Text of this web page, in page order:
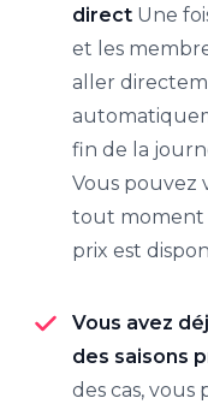
direct Une
et les
aller
fin de la
Vous pouvez
tout moment
prix est
Vous avez
des saisons
des cas, vous